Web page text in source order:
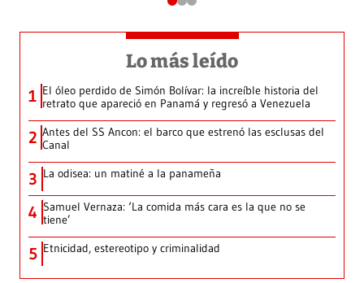
Lo más leído
1 El óleo perdido de Simón Bolívar: la increíble historia del
retrato que apareció en Panamá y regresó a Venezuela
2 Antes del SS Ancon: el barco que estrenó las esclusas del
Canal
3 La odisea: un matiné a la panameña
4 Samuel Vernaza: ‘La comida más cara es la que no se
tiene’
5 Etnicidad, estereotipo y criminalidad